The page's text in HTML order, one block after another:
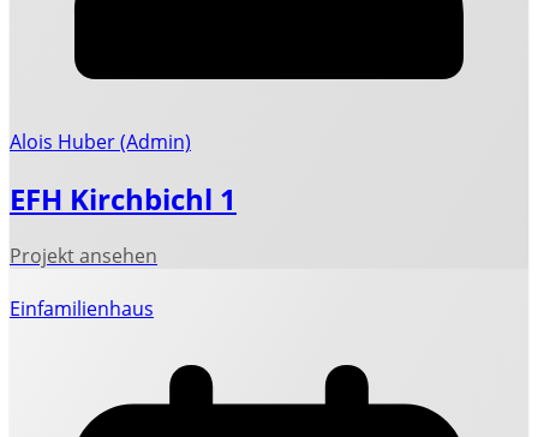
Alois Huber (Admin)
EFH Kirchbichl 1
Einfamilienhaus